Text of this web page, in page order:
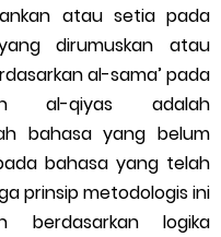
atau setia pada
dirumuskan atau
al-sama’ pada
al-qiyas adalah
bahasa yang belum
bahasa yang telah
prinsip metodologis ini
berdasarkan logika